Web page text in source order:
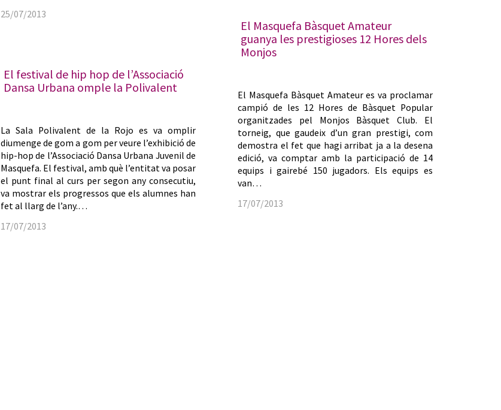
25/07/2013
El Masquefa Bàsquet Amateur
guanya les prestigioses 12 Hores dels
Monjos
El Masquefa Bàsquet Amateur es va proclamar
campió de les 12 Hores de Bàsquet Popular
organitzades pel Monjos Bàsquet Club. El
torneig, que gaudeix d’un gran prestigi, com
demostra el fet que hagi arribat ja a la desena
edició, va comptar amb la participació de 14
equips i gairebé 150 jugadors. Els equips es
van…
17/07/2013
El festival de hip hop de l’Associació
Dansa Urbana omple la Polivalent
La Sala Polivalent de la Rojo es va omplir
diumenge de gom a gom per veure l’exhibició de
hip-hop de l’Associació Dansa Urbana Juvenil de
Masquefa. El festival, amb què l’entitat va posar
el punt final al curs per segon any consecutiu,
va mostrar els progressos que els alumnes han
fet al llarg de l’any.…
17/07/2013